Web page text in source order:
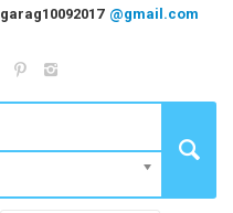
garag10092017 @gmail.com